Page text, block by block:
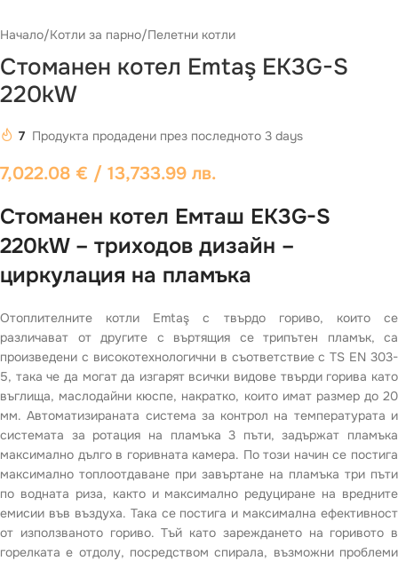
Начало/Котли за парно/Пелетни котли
Стоманен котел Emtaş EK3G-S
220kW
7 Продукта продадени през последното 3 days
7,022.08 € / 13,733.99 лв.
Стоманен котел Емташ EK3G-S
220kW – триходов дизайн –
циркулация на пламъка
Отоплителните котли Emtaş с твърдо гориво, които се
различават от другите с въртящия се трипътен пламък, са
произведени с високотехнологични в съответствие с TS EN 303-
5, така че да могат да изгарят всички видове твърди горива като
въглища, маслодайни кюспе, накратко, които имат размер до 20
мм. Автоматизираната система за контрол на температурата и
системата за ротация на пламъка 3 пъти, задържат пламъка
максимално дълго в горивната камера. По този начин се постига
максимално топлоотдаване при завъртане на пламъка три пъти
по водната риза, както и максимално редуциране на вредните
емисии във въздуха. Така се постига и максимална ефективност
от използваното гориво. Тъй като зареждането на горивото в
горелката е отдолу, посредством спирала, възможни проблеми